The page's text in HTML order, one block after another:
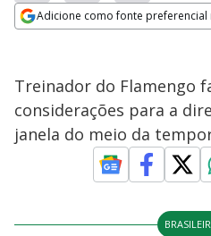
Adicione como fonte preferencial
Treinador do Flamengo
considerações para a
janela do meio da